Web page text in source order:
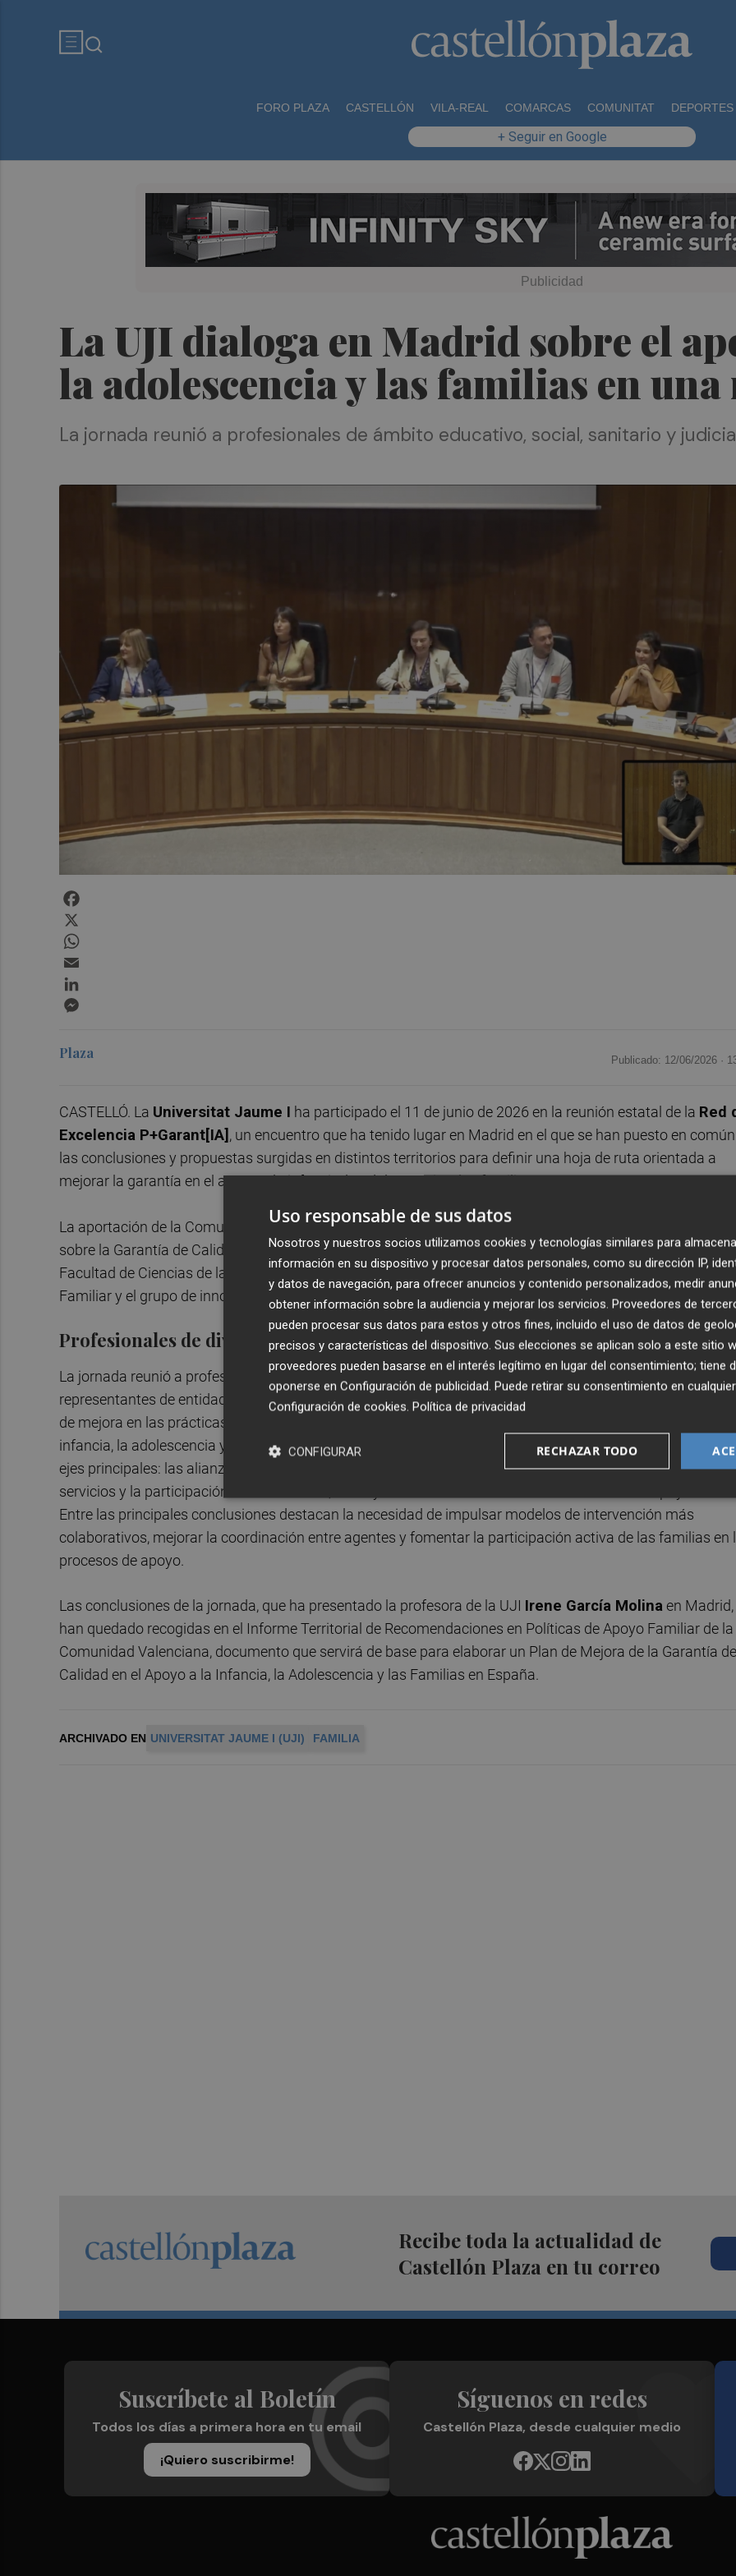
FORO PLAZA CASTELLÓN VILA-REAL COMARCAS COMUNITAT DEPORTES
+ Seguir en Google
La UJI dialoga en Madrid sobre el
la adolescencia y las familias en
La jornada reunió a profesionales de ámbito educativo, social, sanitario y
Plaza Publicado: 12/06/2026 ·
CASTELLÓ. La Universitat Jaume I ha participado el 11 de junio de 2026 en la reunión estatal de la Red
Excelencia P+Garant[IA] , un encuentro que ha tenido lugar en Madrid en el que se han puesto en común
las conclusiones y propuestas surgidas en distintos territorios para definir una hoja de ruta orientada a
mejorar la garantía en el apoyo a la infancia, la adolescencia y las familias.
La aportación de la Comunitat Valenciana parte de las conclusiones obtenidas durante la jornada de
sobre la Garantía de Calidad en el Apoyo a la Infancia, la Adolescencia y las Familias, celebrada en la
Facultad de Ciencias de la Salud de la UJI y organizada desde el Máster de Intervención y Mediación
Familiar y el grupo de innovación educativa FAM|NOVA, como parte de la Red de Excelencia P+Garant[IA].
Profesionales de diversos ámbitos
La jornada reunió a profesionales de los ámbitos educativo, social, sanitario y judicial, así como a
representantes de entidades sociales y colectivos vulnerables, con el objetivo de analizar fortalezas y
de mejora en las prácticas profesionales, la previsión de servicios y el uso de evidencias en el apoyo a la
infancia, la adolescencia y las familias en la Comunidad Valenciana. El debate se estructuró en torno a
ejes principales: las alianzas colaborativas con las familias, el fortalecimiento de la coordinación entre
servicios y la participación activa de niños, niñas y familias en la evaluación de la calidad del apoyo
Entre las principales conclusiones destacan la necesidad de impulsar modelos de intervención más
colaborativos, mejorar la coordinación entre agentes y fomentar la participación activa de las familias en
procesos de apoyo.
Las conclusiones de la jornada, que ha presentado la profesora de la UJI Irene García Molina en Madrid,
han quedado recogidas en el Informe Territorial de Recomendaciones en Políticas de Apoyo Familiar de la
Comunidad Valenciana, documento que servirá de base para elaborar un Plan de Mejora de la Garantía de
Calidad en el Apoyo a la Infancia, la Adolescencia y las Familias en España.
ARCHIVADO EN UNIVERSITAT JAUME I (UJI) FAMILIA
Recibe toda la actualidad de
Castellón Plaza en tu correo
Suscríbete al Boletín
Todos los días a primera hora en tu email
¡Quiero suscribirme!
Síguenos en redes
Castellón Plaza, desde cualquier medio
Uso responsable de sus datos
Nosotros y nuestros socios utilizamos cookies y tecnologías similares para
información en su dispositivo y procesar datos personales, como su dirección IP,
y datos de navegación, para ofrecer anuncios y contenido personalizados, medir
obtener información sobre la audiencia y mejorar los servicios. Proveedores de
pueden procesar sus datos para estos y otros fines, incluido el uso de datos de
precisos y características del dispositivo. Sus elecciones se aplican solo a este sitio
proveedores pueden basarse en el interés legítimo en lugar del consentimiento; tiene
oponerse en Configuración de publicidad. Puede retirar su consentimiento en
Configuración de cookies. Política de privacidad
RECHAZAR TODO
CONFIGURAR